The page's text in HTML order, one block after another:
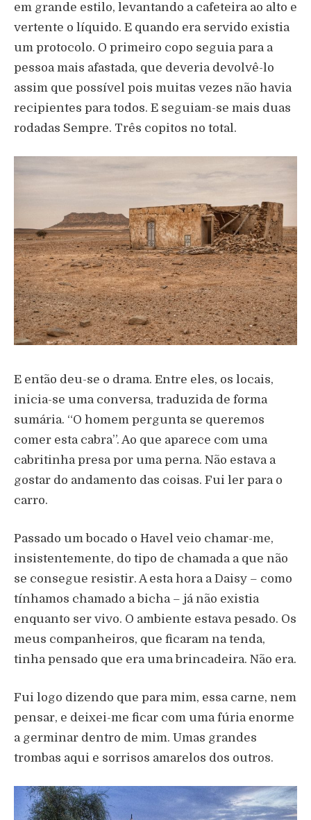
em grande estilo, levantando a cafeteira ao alto e
vertente o líquido. E quando era servido existia
um protocolo. O primeiro copo seguia para a
pessoa mais afastada, que deveria devolvê-lo
assim que possível pois muitas vezes não havia
recipientes para todos. E seguiam-se mais duas
rodadas Sempre. Três copitos no total.
E então deu-se o drama. Entre eles, os locais,
inicia-se uma conversa, traduzida de forma
sumária. “O homem pergunta se queremos
comer esta cabra”. Ao que aparece com uma
cabritinha presa por uma perna. Não estava a
gostar do andamento das coisas. Fui ler para o
carro.
Passado um bocado o Havel veio chamar-me,
insistentemente, do tipo de chamada a que não
se consegue resistir. A esta hora a Daisy – como
tínhamos chamado a bicha – já não existia
enquanto ser vivo. O ambiente estava pesado. Os
meus companheiros, que ficaram na tenda,
tinha pensado que era uma brincadeira. Não era.
Fui logo dizendo que para mim, essa carne, nem
pensar, e deixei-me ficar com uma fúria enorme
a germinar dentro de mim. Umas grandes
trombas aqui e sorrisos amarelos dos outros.